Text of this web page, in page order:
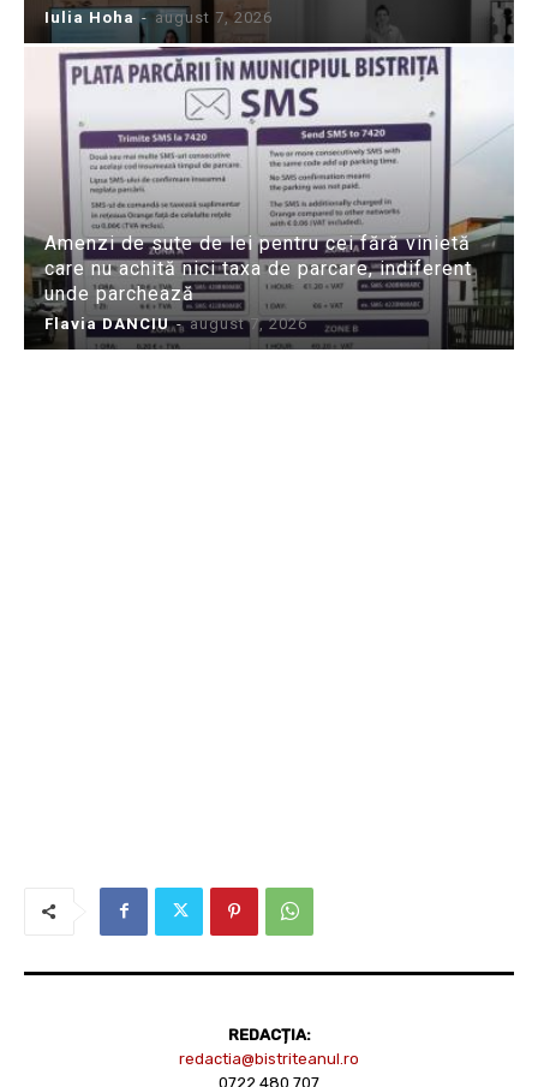
Iulia Hoha - august 7, 2026
Amenzi de sute de lei pentru cei fără vinietă
care nu achită nici taxa de parcare, indiferent
unde parchează
Flavia DANCIU - august 7, 2026
REDACȚIA:
redactia@bistriteanul.ro
0722.480.707